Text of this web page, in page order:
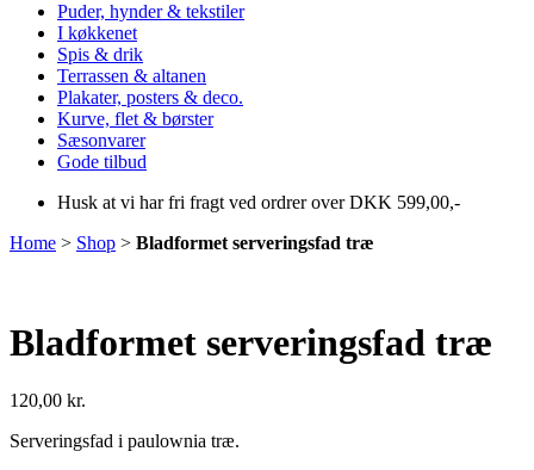
Puder, hynder & tekstiler
I køkkenet
Spis & drik
Terrassen & altanen
Plakater, posters & deco.
Kurve, flet & børster
Sæsonvarer
Gode tilbud
Husk at vi har fri fragt ved ordrer over DKK 599,00,-
Home > Shop > Bladformet serveringsfad træ
Bladformet serveringsfad træ
120,00 kr.
Serveringsfad i paulownia træ.